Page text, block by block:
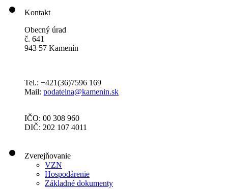
Kontakt
Obecný úrad
č. 641
943 57 Kamenín
Tel.: +421(36)7596 169
Mail: podatelna@kamenin.sk
IČO: 00 308 960
DIČ: 202 107 4011
Zverejňovanie
VZN
Hospodárenie
Základné dokumenty